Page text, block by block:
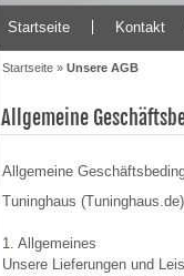
Startseite Kontakt
Startseite » Unsere AGB
Allgemeine
Allgemeine
Tuninghaus (Tuninghaus.de)
1. Allgemeines
Unsere Lieferungen und